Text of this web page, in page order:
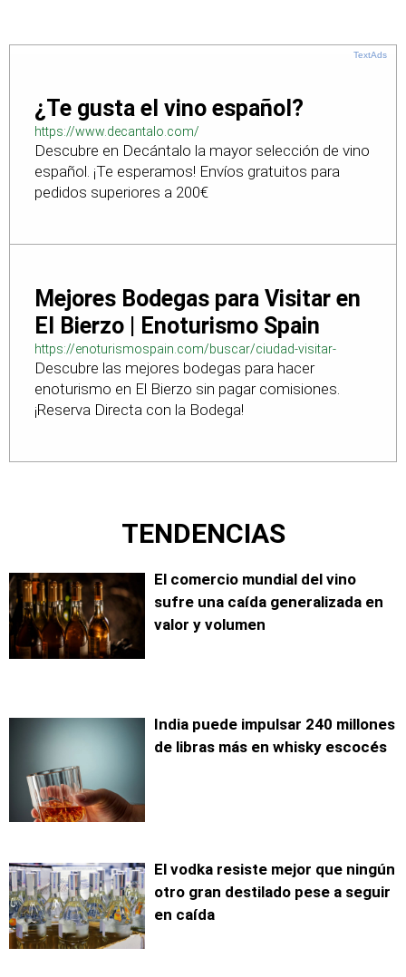
TextAds
¿Te gusta el vino español?
https://www.decantalo.com/
Descubre en Decántalo la mayor selección de vino
español. ¡Te esperamos! Envíos gratuitos para
pedidos superiores a 200€
Mejores Bodegas para Visitar en
El Bierzo | Enoturismo Spain
https://enoturismospain.com/buscar/ciudad-visitar-
bodegas-en-leon
Descubre las mejores bodegas para hacer
enoturismo en El Bierzo sin pagar comisiones.
¡Reserva Directa con la Bodega!
TENDENCIAS
El comercio mundial del vino
sufre una caída generalizada en
valor y volumen
India puede impulsar 240 millones
de libras más en whisky escocés
El vodka resiste mejor que ningún
otro gran destilado pese a seguir
en caída